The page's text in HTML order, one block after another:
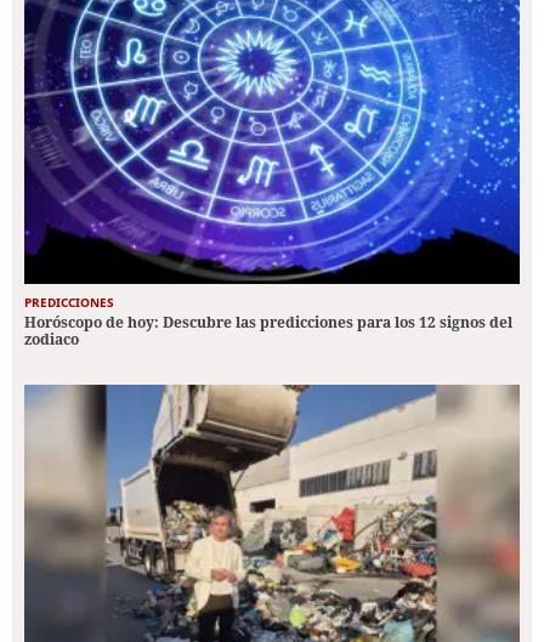
PREDICCIONES
Horóscopo de hoy: Descubre las predicciones para los 12 signos del
zodiaco